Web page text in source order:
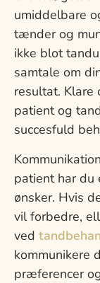
umiddelbare
tænder og
ikke blot
samtale om
resultat.
patient og
succesfuld
patient har du
ønsker. Hvis
vil forbedre,
ved
kommunikere
præferencer